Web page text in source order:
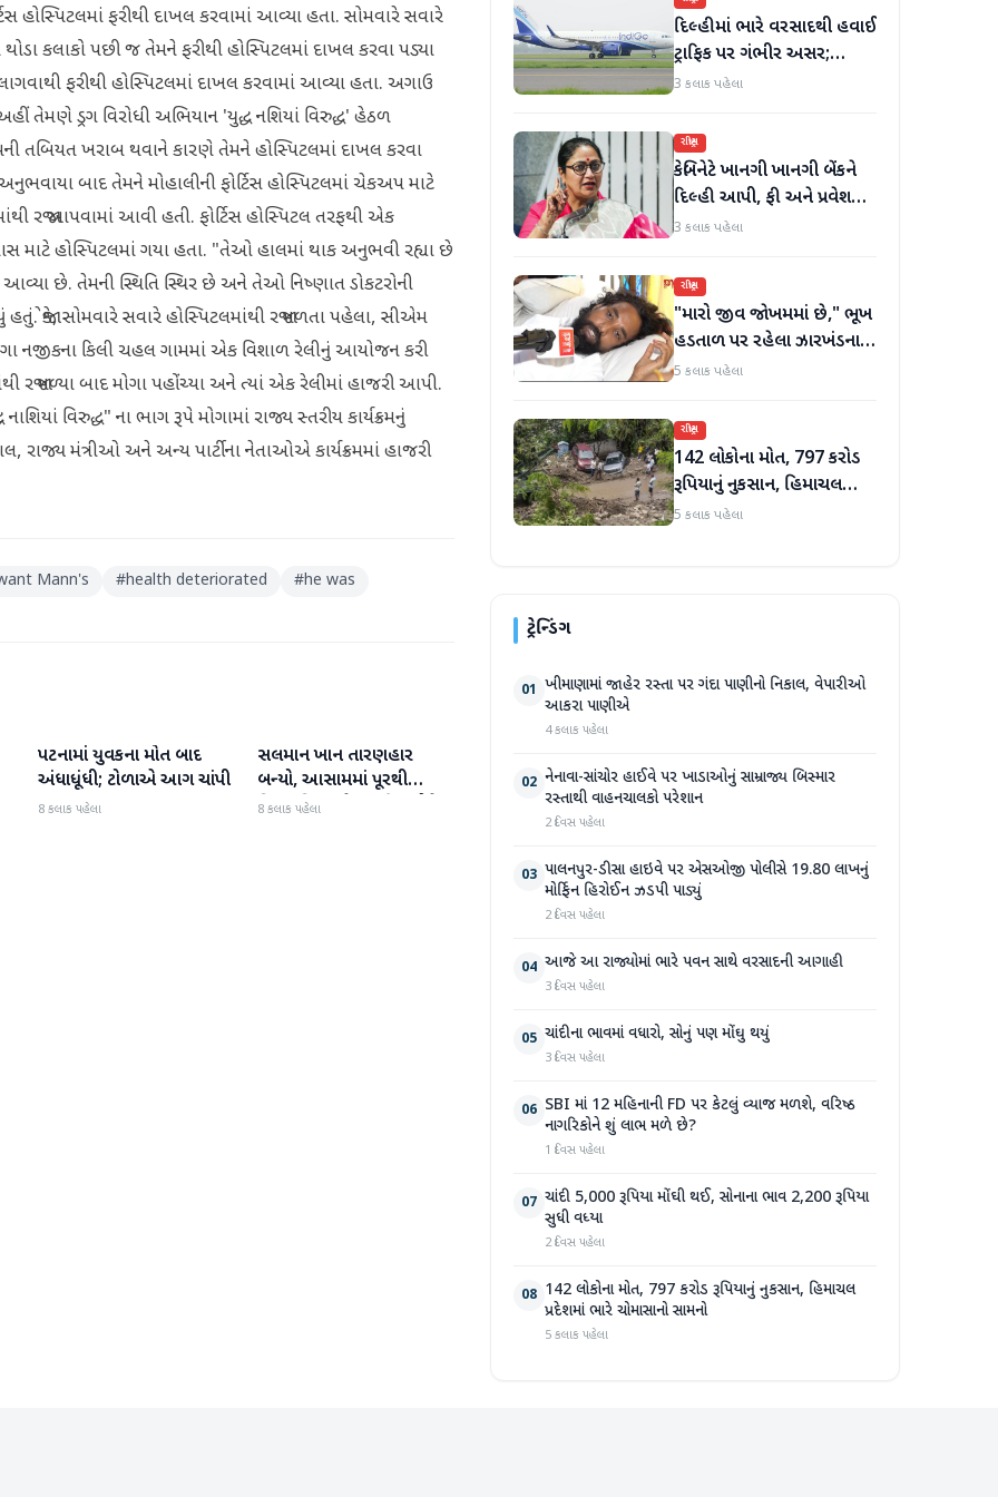
હોસ્પિટલમાં ફરીથી દાખલ કરવામાં આવ્યા હતા. સોમવારે સવારે
થોડા કલાકો પછી જ તેમને ફરીથી હોસ્પિટલમાં દાખલ કરવા પડ્યા
ફરીથી હોસ્પિટલમાં દાખલ કરવામાં આવ્યા હતા. અગાઉ
તેમણે ડ્રગ વિરોધી અભિયાન 'યુદ્ધ નશિયાં વિરુદ્ધ' હેઠળ
તબિયત ખરાબ થવાને કારણે તેમને હોસ્પિટલમાં દાખલ કરવા
બાદ તેમને મોહાલીની ફોર્ટિસ હોસ્પિટલમાં ચેકઅપ માટે
રજા આપવામાં આવી હતી. ફોર્ટિસ હોસ્પિટલ તરફથી એક
માટે હોસ્પિટલમાં ગયા હતા. "તેઓ હાલમાં થાક અનુભવી રહ્યા છે
છે. તેમની સ્થિતિ સ્થિર છે અને તેઓ નિષ્ણાત ડોકટરોની
જોકે, સોમવારે સવારે હોસ્પિટલમાંથી રજા મળતા પહેલા, સીએમ
નજીકના કિલી ચહલ ગામમાં એક વિશાળ રેલીનું આયોજન કરી
રજા મળ્યા બાદ મોગા પહોંચ્યા અને ત્યાં એક રેલીમાં હાજરી આપી.
વિરુદ્ધ" ના ભાગ રૂપે મોગામાં રાજ્ય સ્તરીય કાર્યક્રમનું
રાજ્ય મંત્રીઓ અને અન્ય પાર્ટીના નેતાઓએ કાર્યક્રમમાં હાજરી
Mann's #health deteriorated #he was
રાષ્ટ્રીય
પટનામાં યુવકના મોત બાદ
અંધાધૂંધી; ટોળાએ આગ ચાંપી
8 કલાક પહેલા
રાષ્ટ્રીય
સલમાન ખાન તારણહાર
બન્યો, આસામમાં પૂરથી
વિસ્થાપિત થયેલા પરિવારોને
8 કલાક પહેલા
દિલ્હીમાં ભારે વરસાદથી હવાઈ
ટ્રાફિક પર ગંભીર અસર;
ઈન્ડિગોએ મુસાફરો માટે
3 કલાક પહેલા
રાષ્ટ્રીય
કેબિનેટે ખાનગી ખાનગી બેંકને
દિલ્હી આપી, ફી અને પ્રવેશ
માટે નવા નિયમો વિશે જાણો
3 કલાક પહેલા
રાષ્ટ્રીય
"મારો જીવ જોખમમાં છે," ભૂખ
હડતાળ પર રહેલા ઝારખંડના
વિદ્યાર્થી નેતા દેવેન્દ્ર નાથ
5 કલાક પહેલા
રાષ્ટ્રીય
142 લોકોના મોત, 797 કરોડ
રૂપિયાનું નુકસાન, હિમાચલ
પ્રદેશમાં ભારે ચોમાસાનો સામનો
5 કલાક પહેલા
ટ્રેન્ડિંગ
01 ખીમાણામાં જાહેર રસ્તા પર ગંદા પાણીનો નિકાલ, વેપારીઓ
આકરા પાણીએ
4 કલાક પહેલા
02 નેનાવા-સાંચોર હાઈવે પર ખાડાઓનું સામ્રાજ્ય બિસ્માર
રસ્તાથી વાહનચાલકો પરેશાન
2 દિવસ પહેલા
03 પાલનપુર-ડીસા હાઇવે પર એસઓજી પોલીસે 19.80 લાખનું
મોર્ફિન હિરોઈન ઝડપી પાડ્યું
2 દિવસ પહેલા
04 આજે આ રાજ્યોમાં ભારે પવન સાથે વરસાદની આગાહી
3 દિવસ પહેલા
05 ચાંદીના ભાવમાં વધારો, સોનું પણ મોંઘુ થયું
3 દિવસ પહેલા
06 SBI માં 12 મહિનાની FD પર કેટલું વ્યાજ મળશે, વરિષ્ઠ
નાગરિકોને શું લાભ મળે છે?
1 દિવસ પહેલા
07 ચાંદી 5,000 રૂપિયા મોંઘી થઈ, સોનાના ભાવ 2,200 રૂપિયા
સુધી વધ્યા
2 દિવસ પહેલા
08 142 લોકોના મોત, 797 કરોડ રૂપિયાનું નુકસાન, હિમાચલ
પ્રદેશમાં ભારે ચોમાસાનો સામનો
5 કલાક પહેલા